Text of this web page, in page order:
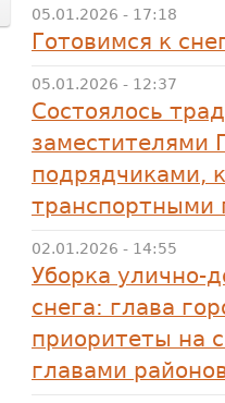
05.01.2026 - 17:18
Готовимся к
05.01.2026 - 12:37
Состоялось
заместителями
подрядчиками,
транспортными
02.01.2026 - 14:55
Уборка улично-
снега: глава
приоритеты на
главами